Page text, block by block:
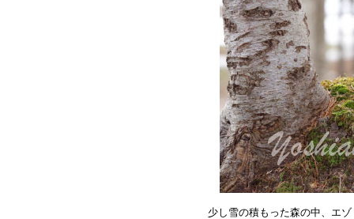
少し雪の積もった森の中、エ